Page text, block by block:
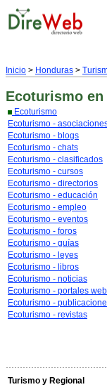
Inicio > Honduras >
Ecoturismo en
Ecoturismo
Ecoturismo -
Ecoturismo - blogs
Ecoturismo - chats
Ecoturismo - clasificados
Ecoturismo - cursos
Ecoturismo - directorios
Ecoturismo - educación
Ecoturismo - empleo
Ecoturismo - eventos
Ecoturismo - foros
Ecoturismo - guías
Ecoturismo - leyes
Ecoturismo - libros
Ecoturismo - noticias
Ecoturismo - portales web
Ecoturismo -
Ecoturismo - revistas
Turismo y Regional